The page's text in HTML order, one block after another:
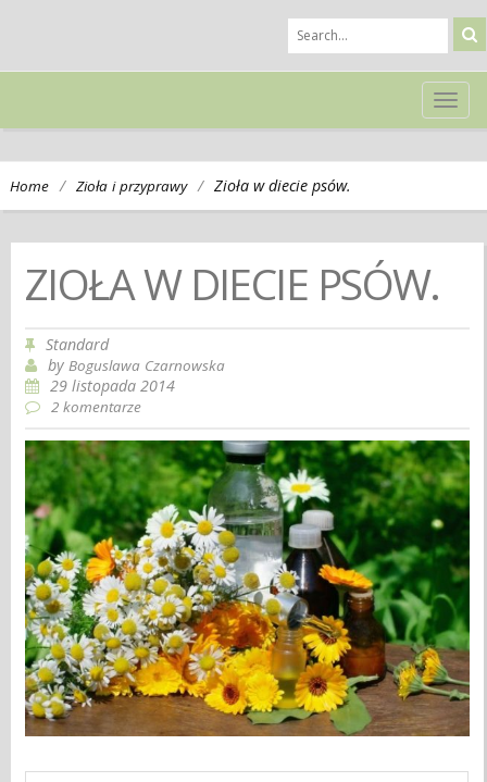
Home / Zioła i przyprawy / Zioła w diecie psów.
ZIOŁA W DIECIE PSÓW.
Standard
byBoguslawa Czarnowska
29 listopada 2014
2 komentarze